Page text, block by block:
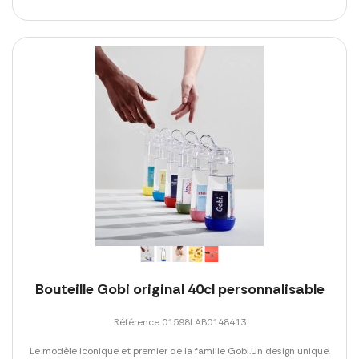
Bouteille Gobi original 40cl personnalisable
Référence 01598LAB0148413
Le modèle iconique et premier de la famille Gobi.Un design unique,